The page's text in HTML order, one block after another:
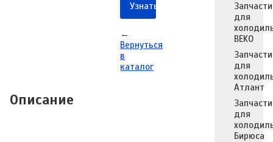
Запчасти
для
BEKO
Запчасти
для
Атлант
Запчасти
для
Бирюса
Узнать о поступлении
←
Вернуться
в
каталог
Описание